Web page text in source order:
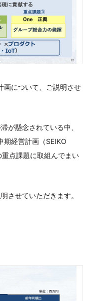
画について、ご説明させ
が懸念されている中、
経営計画（SEIKO
点課題に取組んでまい
させていただきます。